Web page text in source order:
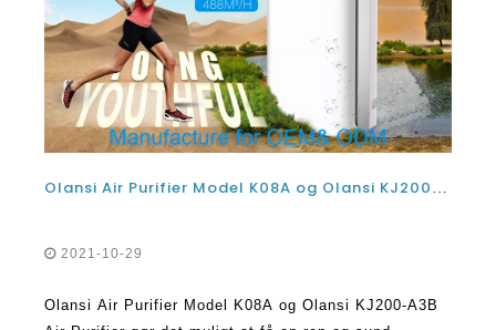
Olansi Air Purifier Model K08A og Olansi KJ200-A3B Air Purifier gør det muligt at have et rent og sundt hjem
2021-10-29
Olansi Air Purifier Model K08A og Olansi KJ200-A3B